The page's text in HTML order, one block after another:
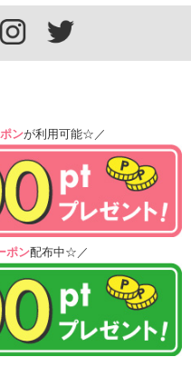
ンが利用可能☆／
ポン配布中☆／